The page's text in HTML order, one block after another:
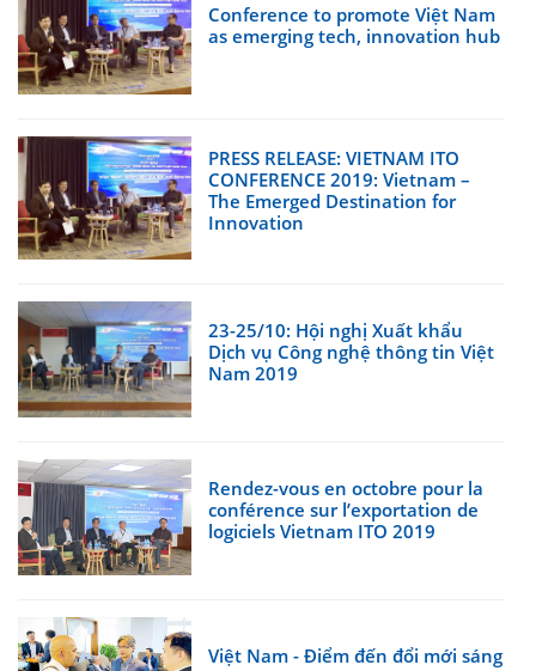
Conference to promote Việt Nam
as emerging tech, innovation hub
PRESS RELEASE: VIETNAM ITO
CONFERENCE 2019: Vietnam –
The Emerged Destination for
Innovation
23-25/10: Hội nghị Xuất khẩu
Dịch vụ Công nghệ thông tin Việt
Nam 2019
Rendez-vous en octobre pour la
conférence sur l’exportation de
logiciels Vietnam ITO 2019
Việt Nam - Điểm đến đổi mới sáng